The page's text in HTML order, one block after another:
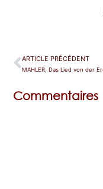
ARTICLE PRÉCÉDENT
Commentaires